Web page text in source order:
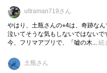
って少女の情報を流して
にレイプされてる少女の
さよ。クズか。クソか。ど
よくもこんな設定を思いつ
う。
ultraman719さん
やはり、土瓶さんの⭐︎4は、奇跡なん
泣いてそうな気もしないではない
今、フリマアプリで、「嘘の木... 続
土瓶さん